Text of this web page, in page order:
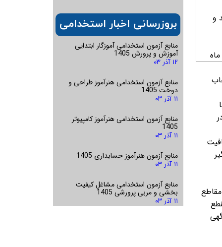
و
منابع آزمون استخدامی آموزگار ابتدایی
آموزش و پرورش 1405
۱۲ آذر ۰۳
منابع آزمون استخدامی هنرآموز طراحی و
دوخت 1405
۱۱ آذر ۰۳
منابع آزمون استخدامی هنرآموز کامپیوتر
1405
۱۱ آذر ۰۳
منابع آزمون هنرآموز حسابداری 1405
۱۱ آذر ۰۳
منابع آزمون استخدامی مشاغل کیفیت
بخشی و مربی پرورشی 1405
۱۱ آذر ۰۳
بروزرسانی اخبار استخدامی